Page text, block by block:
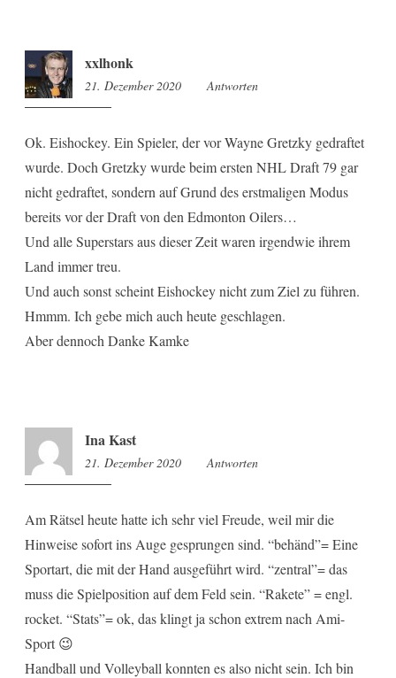
xxlhonk
21. Dezember 2020 13:55
Antworten
Ok. Eishockey. Ein Spieler, der vor Wayne Gretzky gedraftet
wurde. Doch Gretzky wurde beim ersten NHL Draft 79 gar
nicht gedraftet, sondern auf Grund des erstmaligen Modus
bereits vor der Draft von den Edmonton Oilers…
Und alle Superstars aus dieser Zeit waren irgendwie ihrem
Land immer treu.
Und auch sonst scheint Eishockey nicht zum Ziel zu führen.
Hmmm. Ich gebe mich auch heute geschlagen.
Aber dennoch Danke Kamke
Ina Kast
21. Dezember 2020 14:00
Antworten
Am Rätsel heute hatte ich sehr viel Freude, weil mir die
Hinweise sofort ins Auge gesprungen sind. “behänd”= Eine
Sportart, die mit der Hand ausgeführt wird. “zentral”= das
muss die Spielposition auf dem Feld sein. “Rakete” = engl.
rocket. “Stats”= ok, das klingt ja schon extrem nach Ami-
Sport 😉
Handball und Volleyball konnten es also nicht sein. Ich bin